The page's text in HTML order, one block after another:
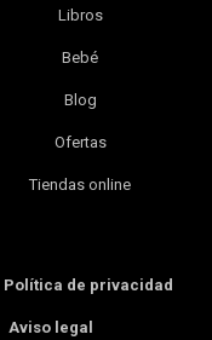
Libros
Bebé
Blog
Ofertas
Tiendas online
Política de privacidad
Aviso legal